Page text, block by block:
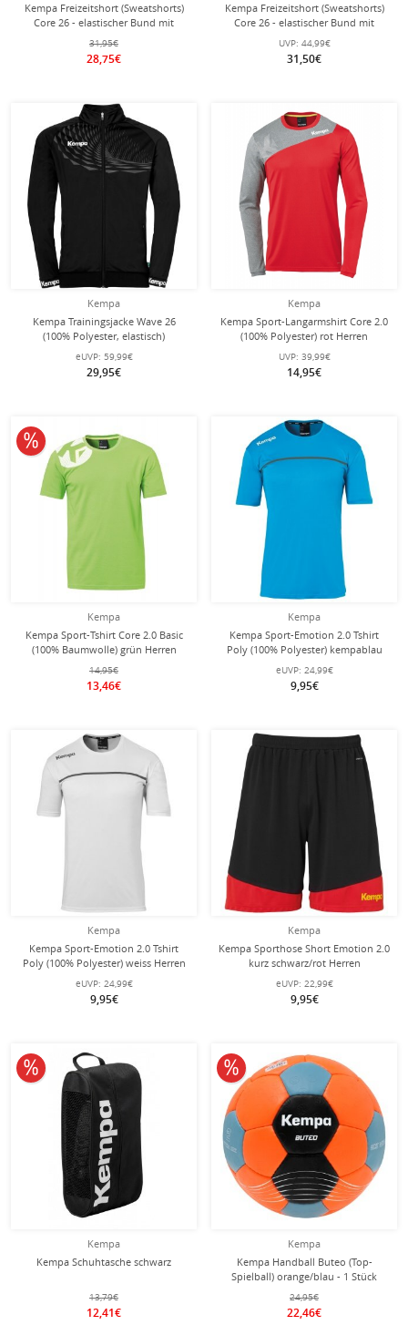
Kempa Freizeitshort (Sweatshorts)
Core 26 - elastischer Bund mit
Kordelzu - kurz grau Herren
31,95€
28,75€
Kempa Freizeitshort (Sweatshorts)
Core 26 - elastischer Bund mit
Kordelzu - kurz schwarz Herren
UVP: 44,99€
31,50€
Kempa
Kempa Trainingsjacke Wave 26
(100% Polyester, elastisch)
schwarz/anthrazit Herren
eUVP: 59,99€
29,95€
Kempa
Kempa Sport-Langarmshirt Core 2.0
(100% Polyester) rot Herren
UVP: 39,99€
14,95€
Kempa
Kempa Sport-Tshirt Core 2.0 Basic
(100% Baumwolle) grün Herren
14,95€
13,46€
10% reduziert
Kempa
Kempa Sport-Emotion 2.0 Tshirt
Poly (100% Polyester) kempablau
Herren
eUVP: 24,99€
9,95€
Kempa
Kempa Sport-Emotion 2.0 Tshirt
Poly (100% Polyester) weiss Herren
eUVP: 24,99€
9,95€
Kempa
Kempa Sporthose Short Emotion 2.0
kurz schwarz/rot Herren
eUVP: 22,99€
9,95€
Kempa
Kempa Schuhtasche schwarz
13,79€
12,41€
10% reduziert
Kempa
Kempa Handball Buteo (Top-
Spielball) orange/blau - 1 Stück
24,95€
22,46€
10% reduziert